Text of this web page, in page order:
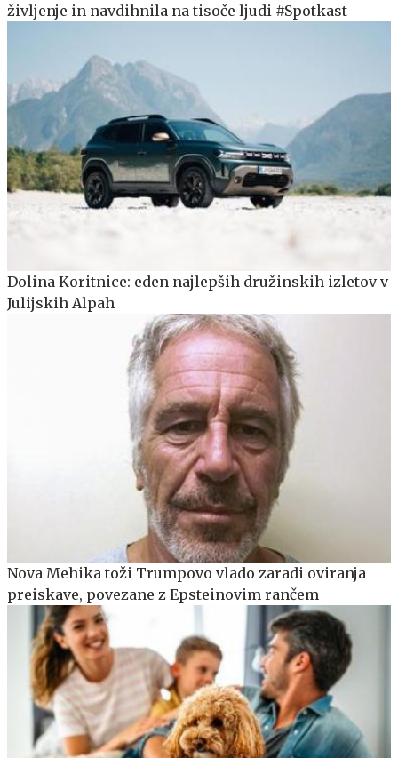
življenje in navdihnila na tisoče ljudi #Spotkast
Dolina Koritnice: eden najlepših družinskih izletov v
Julijskih Alpah
Nova Mehika toži Trumpovo vlado zaradi oviranja
preiskave, povezane z Epsteinovim rančem